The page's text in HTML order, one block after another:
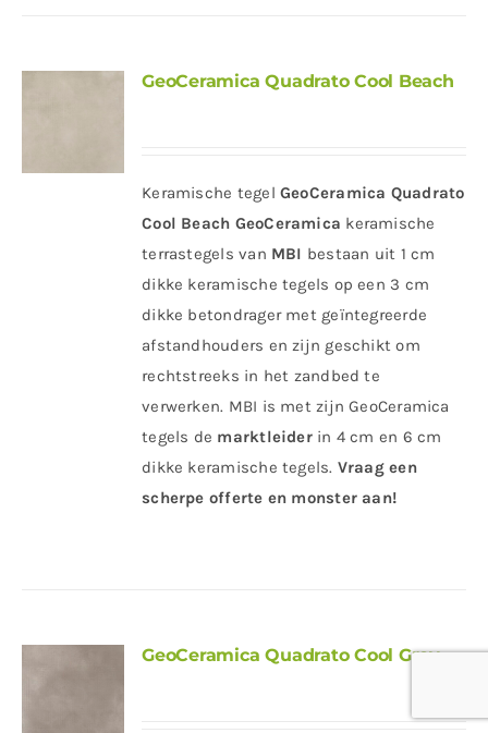
GeoCeramica Quadrato Cool Beach
Keramische tegel GeoCeramica Quadrato
Cool Beach GeoCeramica keramische
terrastegels van MBI bestaan uit 1 cm
dikke keramische tegels op een 3 cm
dikke betondrager met geïntegreerde
afstandhouders en zijn geschikt om
rechtstreeks in het zandbed te
verwerken. MBI is met zijn GeoCeramica
tegels de marktleiderin 4 cm en 6 cm
dikke keramische tegels. Vraag een
scherpe offerte en monster aan!
GeoCeramica Quadrato Cool Grey